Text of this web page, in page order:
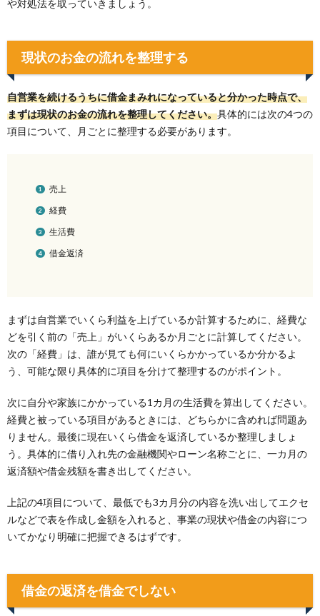
や対処法を取っていきましょう。
現状のお金の流れを整理する
自営業を続けるうちに借金まみれになっていると分かった時点で、
まずは現状のお金の流れを整理してください。具体的には次の4つの
項目について、月ごとに整理する必要があります。
売上
経費
生活費
借金返済
まずは自営業でいくら利益を上げているか計算するために、経費な
どを引く前の「売上」がいくらあるか月ごとに計算してください。
次の「経費」は、誰が見ても何にいくらかかっているか分かるよ
う、可能な限り具体的に項目を分けて整理するのがポイント。
次に自分や家族にかかっている1カ月の生活費を算出してください。
経費と被っている項目があるときには、どちらかに含めれば問題あ
りません。最後に現在いくら借金を返済しているか整理しましょ
う。具体的に借り入れ先の金融機関やローン名称ごとに、一カ月の
返済額や借金残額を書き出してください。
上記の4項目について、最低でも3カ月分の内容を洗い出してエクセ
ルなどで表を作成し金額を入れると、事業の現状や借金の内容につ
いてかなり明確に把握できるはずです。
借金の返済を借金でしない